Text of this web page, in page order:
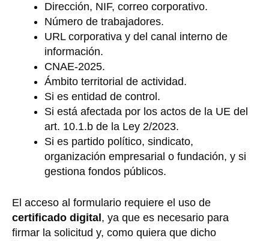
Dirección, NIF, correo corporativo.
Número de trabajadores.
URL corporativa y del canal interno de
información.
CNAE-2025.
Ámbito territorial de actividad.
Si es entidad de control.
Si está afectada por los actos de la UE del
art. 10.1.b de la Ley 2/2023.
Si es partido político, sindicato,
organización empresarial o fundación, y si
gestiona fondos públicos.
El acceso al formulario requiere el uso de
certificado digital , ya que es necesario para
firmar la solicitud y, como quiera que dicho